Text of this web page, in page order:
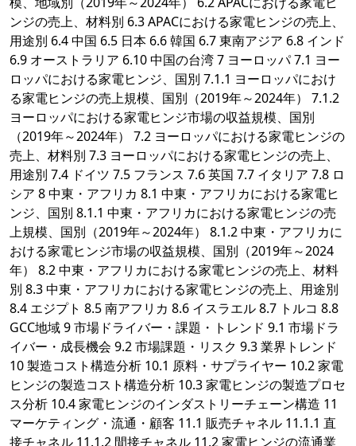
ンジの売上、材料別 6.3 APACにおける家電ヒンジの売上、
用途別 6.4 中国 6.5 日本 6.6 韓国 6.7 東南アジア 6.8 インド
6.9 オーストラリア 6.10 中国の台湾 7 ヨーロッパ 7.1 ヨー
ロッパにおける家電ヒンジ、国別 7.1.1 ヨーロッパにおけ
る家電ヒンジの売上規模、国別（2019年～2024年） 7.1.2
ヨーロッパにおける家電ヒンジ市場の収益規模、国別
（2019年～2024年） 7.2 ヨーロッパにおける家電ヒンジの
売上、材料別 7.3 ヨーロッパにおける家電ヒンジの売上、
用途別 7.4 ドイツ 7.5 フランス 7.6 英国 7.7 イタリア 7.8 ロ
シア 8 中東・アフリカ 8.1 中東・アフリカにおける家電ヒ
ンジ、国別 8.1.1 中東・アフリカにおける家電ヒンジの売
上規模、国別（2019年～2024年） 8.1.2 中東・アフリカに
おける家電ヒンジ市場の収益規模、国別（2019年～2024
年） 8.2 中東・アフリカにおける家電ヒンジの売上、材料
別 8.3 中東・アフリカにおける家電ヒンジの売上、用途別
8.4 エジプト 8.5 南アフリカ 8.6 イスラエル 8.7 トルコ 8.8
GCC地域 9 市場ドライバー・課題・トレンド 9.1 市場ドラ
イバー・成長機会 9.2 市場課題・リスク 9.3 業界トレンド
10 製造コスト構造分析 10.1 原料・サプライヤー 10.2 家電
ヒンジの製造コスト構造分析 10.3 家電ヒンジの製造プロセ
ス分析 10.4 家電ヒンジのインダストリーチェーン構造 11
マーケティング・流通・顧客 11.1 販売チャネル 11.1.1 直
接チャネル 11.1.2 間接チャネル 11.2 家電ヒンジの流通業